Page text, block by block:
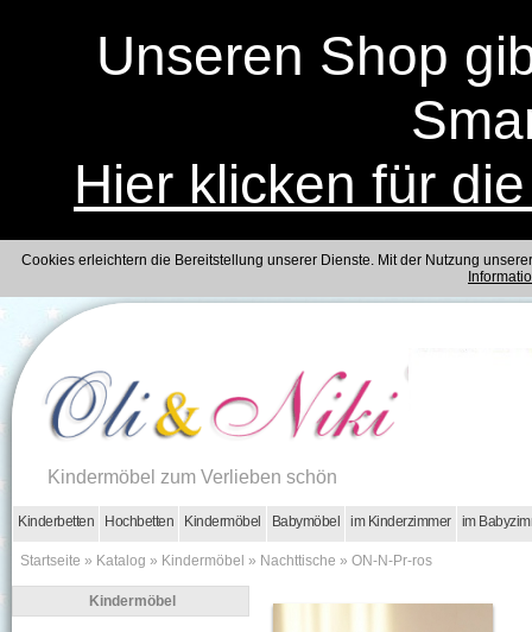
Unseren Shop
Hier klicken für
Cookies erleichtern die Bereitstellung unserer Dienste. Mit der Nutzung
Kindermöbel zum Verlieben schön
Kinderbetten Hochbetten Kindermöbel Babymöbel im Kinderzimmer im
Startseite » Katalog » Kindermöbel » Nachttische » ON-N-Pr-ros
Kindermöbel